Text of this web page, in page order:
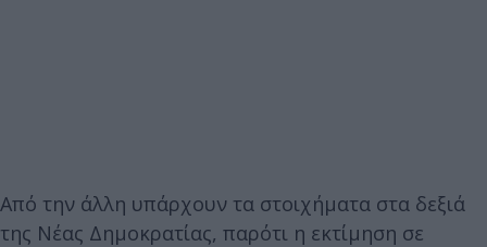
Από την άλλη υπάρχουν τα στοιχήματα στα δεξιά
της Νέας Δημοκρατίας, παρότι η εκτίμηση σε